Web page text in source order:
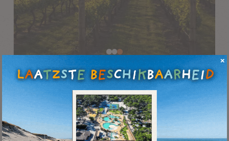
Waar slapen in een camper in de
Gironde?
Onzecamping aan de Côte d’Argentverwelkomt je tussen